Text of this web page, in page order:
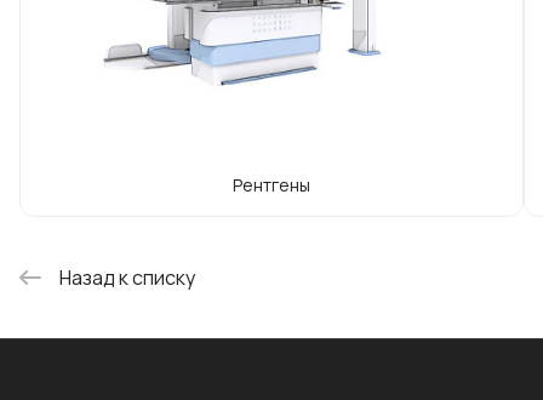
Рентгены
Назад к списку